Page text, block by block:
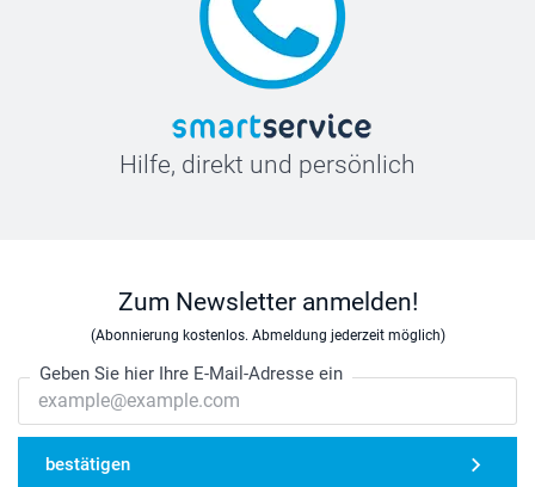
Hilfe, direkt und persönlich
Zum Newsletter anmelden!
(Abonnierung kostenlos. Abmeldung jederzeit möglich)
Geben Sie hier Ihre E-Mail-Adresse ein
bestätigen